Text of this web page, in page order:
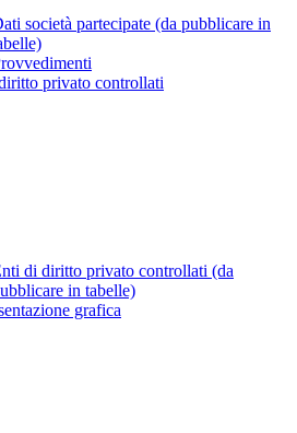
società partecipate (da pubblicare in
privato controllati
di diritto privato controllati (da
in tabelle)
grafica